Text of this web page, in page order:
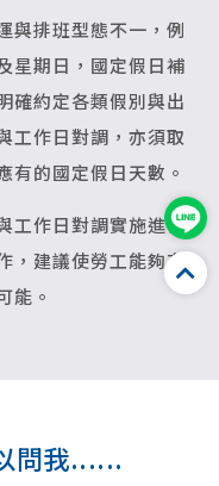
與排班型態不一，例
星期日，國定假日補
確約定各類假別與出
工作日對調，亦須取
有的國定假日天數。
工作日對調實施進行
，建議使勞工能夠充
能。
問我......